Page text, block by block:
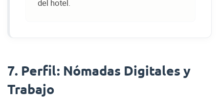
del hotel.
7. Perfil: Nómadas Digitales y
Trabajo